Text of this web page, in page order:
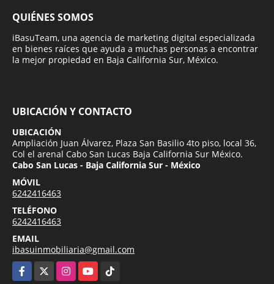
QUIÉNES SOMOS
iBasuTeam, una agencia de marketing digital especializada
en bienes raíces que ayuda a muchas personas a encontrar
la mejor propiedad en Baja California Sur, México.
UBICACIÓN Y CONTACTO
UBICACIÓN
Ampliación Juan Álvarez, Plaza San Basilio 4to piso, local 36,
Col el arenal Cabo San Lucas Baja California Sur México.
Cabo San Lucas - Baja California Sur - México
MÓVIL
6242416463
TELÉFONO
6242416463
EMAIL
ibasuinmobiliaria@gmail.com
Facebook
InstagramYouTubeTikTok